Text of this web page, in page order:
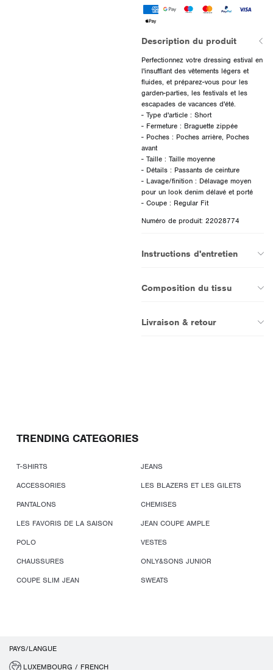
Description du produit
Perfectionnez votre dressing estival en
l'insufflant des vêtements légers et
fluides, et préparez-vous pour les
garden-parties, les festivals et les
escapades de vacances d'été.
- Type d'article : Short
- Fermeture : Braguette zippée
- Poches : Poches arrière, Poches
avant
- Taille : Taille moyenne
- Détails : Passants de ceinture
- Lavage/finition : Délavage moyen
pour un look denim délavé et porté
- Coupe : Regular Fit
Numéro de produit: 22028774
Instructions d'entretien
Composition du tissu
Livraison & retour
TRENDING CATEGORIES
T-SHIRTS
JEANS
ACCESSORIES
LES BLAZERS ET LES GILETS
PANTALONS
CHEMISES
LES FAVORIS DE LA SAISON
JEAN COUPE AMPLE
POLO
VESTES
CHAUSSURES
ONLY&SONS JUNIOR
COUPE SLIM JEAN
SWEATS
PAYS/LANGUE
LUXEMBOURG / FRENCH